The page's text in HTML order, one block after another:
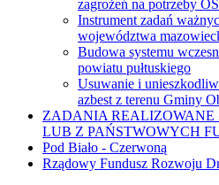
zagrożeń na potrzeby
Instrument zadań
województwa
Budowa systemu
powiatu pułtuskiego
Usuwanie i
azbest z terenu Gminy
ZADANIA REALIZOWANE
LUB Z PAŃSTWOWYCH
Pod Biało - Czerwoną
Rządowy Fundusz Rozwoju